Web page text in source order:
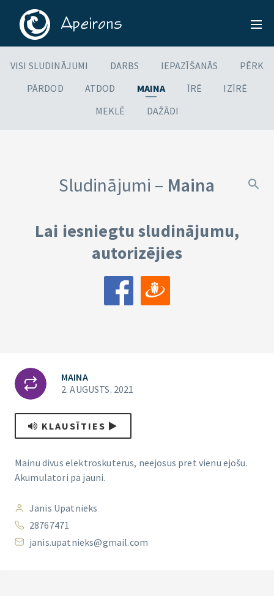
VISI SLUDINĀJUMI DARBS IEPAZĪŠANĀS
PĒRK
PĀRDOD
ATDOD MAINA ĪRĒ
IZĪRĒ
MEKLĒ
DAŽĀDI
Sludinājumi – Maina
Lai iesniegtu sludinājumu,
autorizējies
MAINA
2. AUGUSTS. 2021
KLAUSĪTIES
Mainu divus elektroskuterus, neejosus pret vienu ejošu.
Akumulatori pa jauni.
Janis Upatnieks
28767471
janis.upatnieks@gmail.com